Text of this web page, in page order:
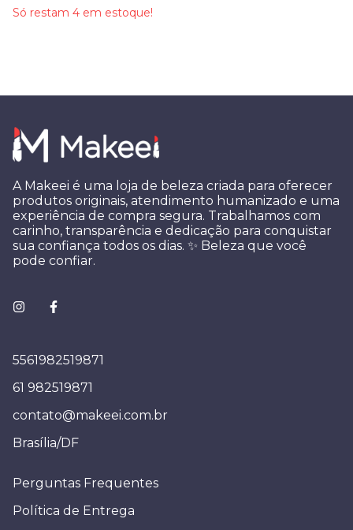
Só restam 4 em estoque!
A Makeei é uma loja de beleza criada para oferecer
produtos originais, atendimento humanizado e uma
experiência de compra segura. Trabalhamos com
carinho, transparência e dedicação para conquistar
sua confiança todos os dias. ✨ Beleza que você
pode confiar.
5561982519871
61 982519871
contato@makeei.com.br
Brasília/DF
Perguntas Frequentes
Política de Entrega